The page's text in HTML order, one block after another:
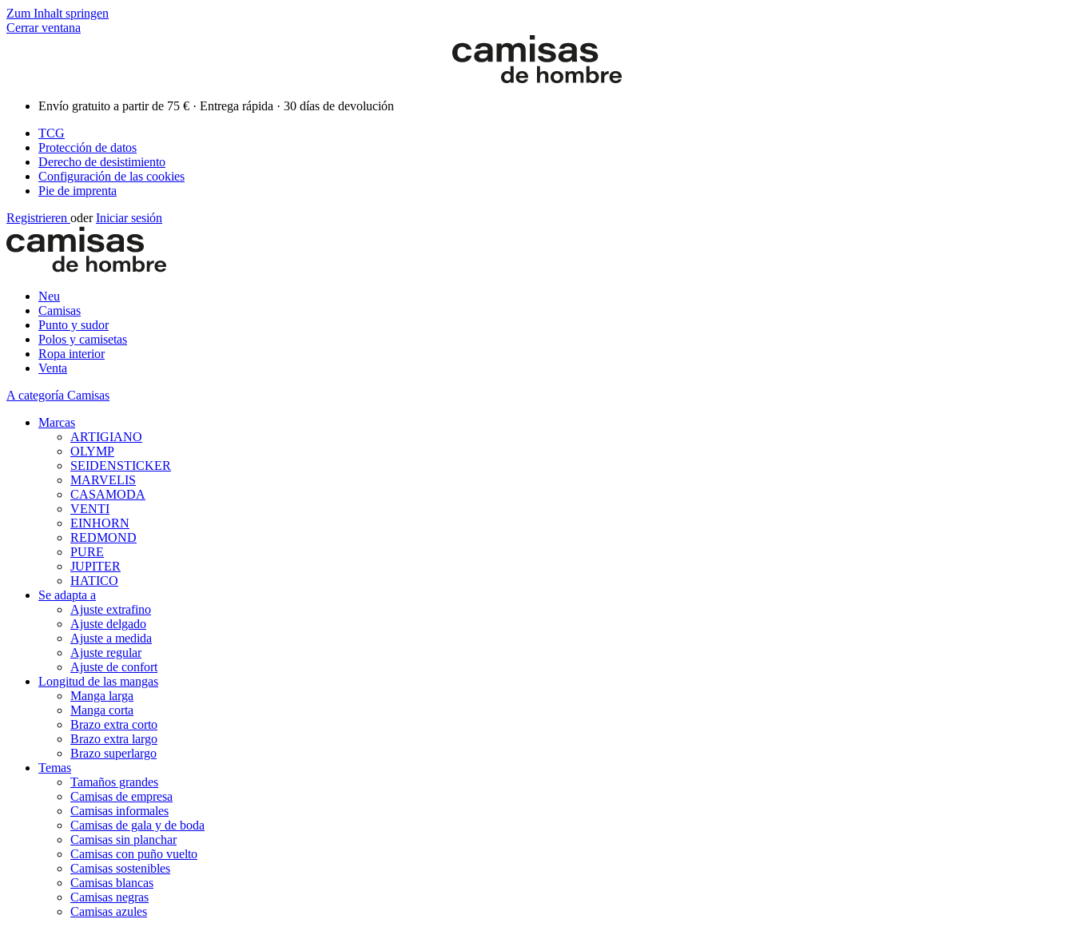
Zum Inhalt springen
Cerrar ventana
Envío gratuito a partir de 75 € · Entrega rápida · 30 días de devolución
TCG
Protección de datos
Derecho de desistimiento
Configuración de las cookies
Pie de imprenta
Registrieren oder Iniciar sesión
Neu
Camisas
Punto y sudor
Polos y camisetas
Ropa interior
Venta
A categoría Camisas
Marcas
ARTIGIANO
OLYMP
SEIDENSTICKER
MARVELIS
CASAMODA
VENTI
EINHORN
REDMOND
PURE
JUPITER
HATICO
Se adapta a
Ajuste extrafino
Ajuste delgado
Ajuste a medida
Ajuste regular
Ajuste de confort
Longitud de las mangas
Manga larga
Manga corta
Brazo extra corto
Brazo extra largo
Brazo superlargo
Temas
Tamaños grandes
Camisas de empresa
Camisas informales
Camisas de gala y de boda
Camisas sin planchar
Camisas con puño vuelto
Camisas sostenibles
Camisas blancas
Camisas negras
Camisas azules